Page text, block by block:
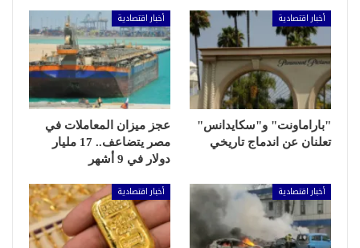
أخبار اقتصادية
"باراماونت" و"سكايدانس"
تعلنان عن اندماج تاريخي
أخبار اقتصادية
عجز ميزان المعاملات في
مصر يتضاعف.. 17 مليار
دولار في 9 أشهر
أخبار اقتصادية أخبار اقتصادية